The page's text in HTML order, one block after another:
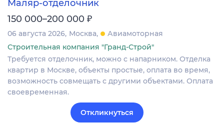
Маляр-отделочник
150 000–200 000 ₽
06 августа 2026 Москва
Авиамоторная
Строительная компания "Гранд-Строй"
Требуется отделочник, можно с напарником. Отделка
квартир в Москве, объекты простые, оплата во время,
возможность совмещать с другими объектами. Оплата
своевременная.
Откликнуться